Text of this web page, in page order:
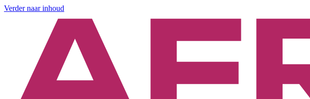
Verder naar inhoud